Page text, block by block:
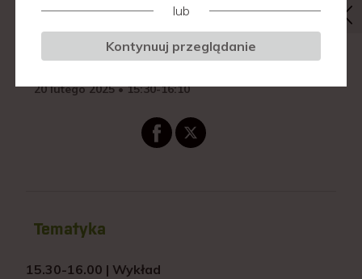
Rynek zbóż i rzepaku. Czego można
spodziewać się w tym sezonie
20 lutego 2025 • 15:30-16:10
Tematyka
15.30-16.00 | Wykład
lub
Kontynuuj przeglądanie